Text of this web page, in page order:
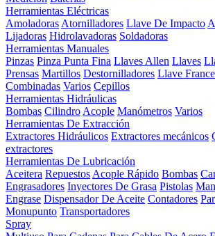
Herramientas Eléctricas
Amoladoras Atornilladores Llave De Impacto
Lijadoras Hidrolavadoras Soldadoras
Herramientas Manuales
Pinzas Pinza Punta Fina Llaves Allen Llaves
Prensas Martillos Destornilladores Llave
Combinadas Varios Cepillos
Herramientas Hidráulicas
Bombas Cilindro Acople Manómetros Varios
Herramientas De Extracción
Extractores Hidráulicos Extractores mecánicos
extractores
Herramientas De Lubricación
Aceitera Repuestos Acople Rápido Bombas
Engrasadores Inyectores De Grasa Pistolas
Engrase Dispensador De Aceite Contadores
Monupunto Transportadores
Spray